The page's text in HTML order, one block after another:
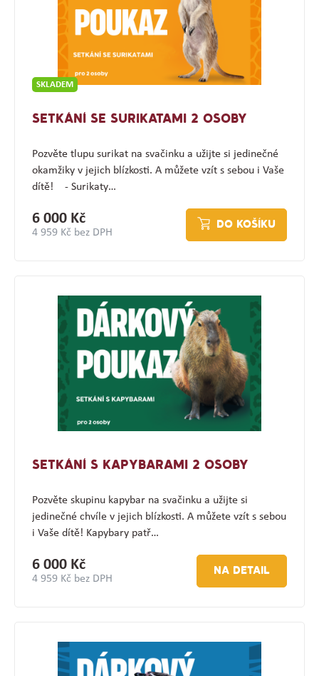
SKLADEM
SETKÁNÍ SE SURIKATAMI 2 OSOBY
Pozvěte tlupu surikat na svačinku a užijte si jedinečné
okamžiky v jejich blízkosti. A můžete vzít s sebou i Vaše
dítě! - Surikaty…
6 000 Kč
4 959 Kč bez DPH
DO KOŠÍKU
SETKÁNÍ S KAPYBARAMI 2 OSOBY
Pozvěte skupinu kapybar na svačinku a užijte si
jedinečné chvíle v jejich blízkosti. A můžete vzít s sebou
i Vaše dítě! Kapybary patř…
6 000 Kč
4 959 Kč bez DPH
NA DETAIL